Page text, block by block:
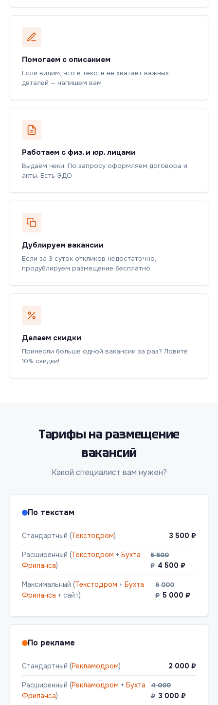
Помогаем с описанием
Если видим, что в тексте не хватает важных
деталей — напишем вам
Работаем с физ. и юр. лицами
Выдаём чеки. По запросу оформляем договора и
акты. Есть ЭДО
Дублируем вакансии
Если за 3 суток откликов недостаточно,
продублируем размещение бесплатно
Делаем скидки
Принесли больше одной вакансии за раз? Ловите
10% скидки!
Тарифы на размещение
вакансий
Какой специалист вам нужен?
По текстам
Стандартный (Текстодром) 3 500 ₽
Расширенный (Текстодром + Бухта
Фриланса)
5 500
₽ 4 500 ₽
Максимальный (Текстодром + Бухта
Фриланса + сайт)
6 000
₽ 5 000 ₽
По рекламе
Стандартный (Рекламодром) 2 000 ₽
Расширенный (Рекламодром + Бухта
Фриланса)
4 000
₽ 3 000 ₽